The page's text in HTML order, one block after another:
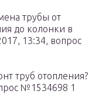
трубы от
до колонки в
13:34, вопрос
труб отопления?
№1534698 1